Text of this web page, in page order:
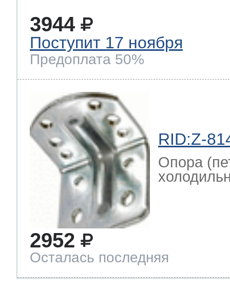
3944
Поступит 17 ноября
Предоплата 50%
RID:Z-
Опора
2952
Осталась последняя